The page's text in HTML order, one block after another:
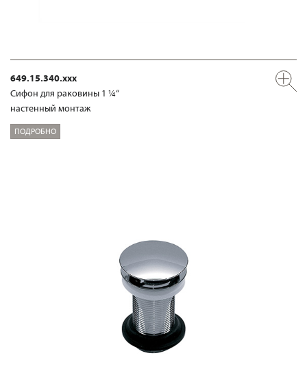
649.15.340.xxx
Сифон для раковины 1 ¼“
настенный монтаж
ПОДРОБНО